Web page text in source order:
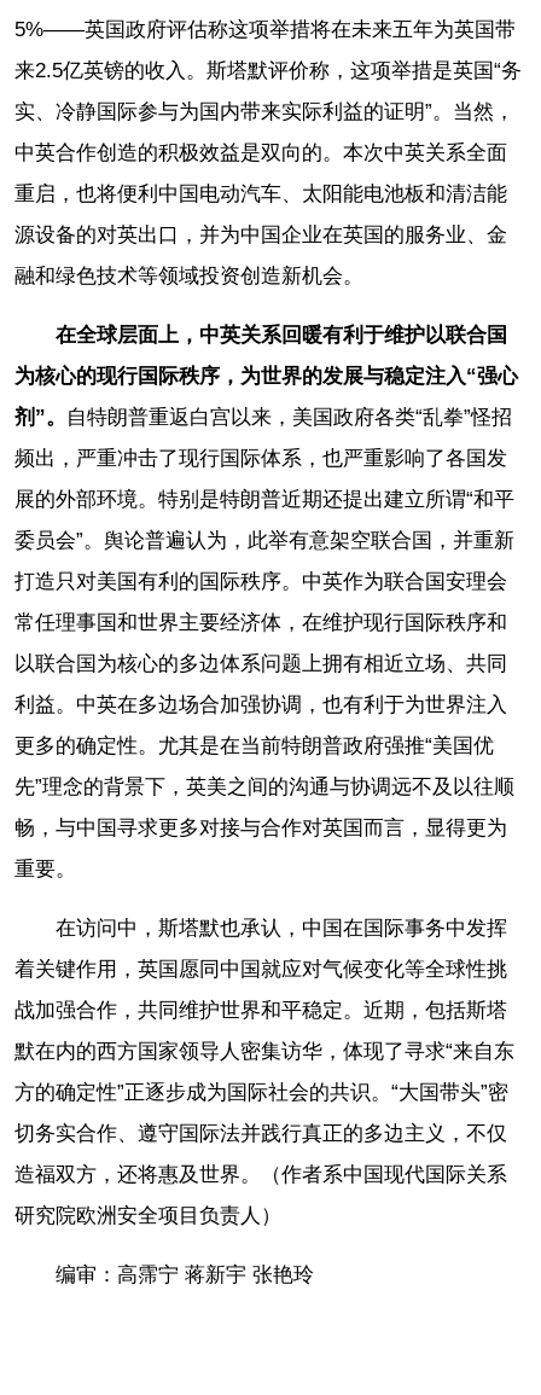
5%——英国政府评估称这项举措将在未来五年为英国带
来2.5亿英镑的收入。斯塔默评价称，这项举措是英国“务
实、冷静国际参与为国内带来实际利益的证明”。当然，
中英合作创造的积极效益是双向的。本次中英关系全面
重启，也将便利中国电动汽车、太阳能电池板和清洁能
源设备的对英出口，并为中国企业在英国的服务业、金
融和绿色技术等领域投资创造新机会。
在全球层面上，中英关系回暖有利于维护以联合国
为核心的现行国际秩序，为世界的发展与稳定注入“强心
剂”。
自特朗普重返白宫以来，美国政府各类“乱拳”怪招
频出，严重冲击了现行国际体系，也严重影响了各国发
展的外部环境。特别是特朗普近期还提出建立所谓“和平
委员会”。舆论普遍认为，此举有意架空联合国，并重新
打造只对美国有利的国际秩序。中英作为联合国安理会
常任理事国和世界主要经济体，在维护现行国际秩序和
以联合国为核心的多边体系问题上拥有相近立场、共同
利益。中英在多边场合加强协调，也有利于为世界注入
更多的确定性。尤其是在当前特朗普政府强推“美国优
先”理念的背景下，英美之间的沟通与协调远不及以往顺
畅，与中国寻求更多对接与合作对英国而言，显得更为
重要。
在访问中，斯塔默也承认，中国在国际事务中发挥
着关键作用，英国愿同中国就应对气候变化等全球性挑
战加强合作，共同维护世界和平稳定。近期，包括斯塔
默在内的西方国家领导人密集访华，体现了寻求“来自东
方的确定性”正逐步成为国际社会的共识。“大国带头”密
切务实合作、遵守国际法并践行真正的多边主义，不仅
造福双方，还将惠及世界。（作者系中国现代国际关系
研究院欧洲安全项目负责人）
编审：高霈宁 蒋新宇 张艳玲